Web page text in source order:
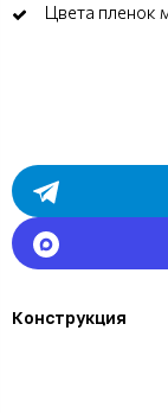
Цвета пленок
Конструкция